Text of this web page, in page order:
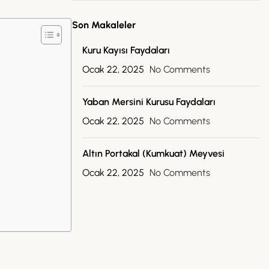
Son Makaleler
Kuru Kayısı Faydaları
Ocak 22, 2025 No Comments
Yaban Mersini Kurusu Faydaları
Ocak 22, 2025 No Comments
Altın Portakal (Kumkuat) Meyvesi
Ocak 22, 2025 No Comments